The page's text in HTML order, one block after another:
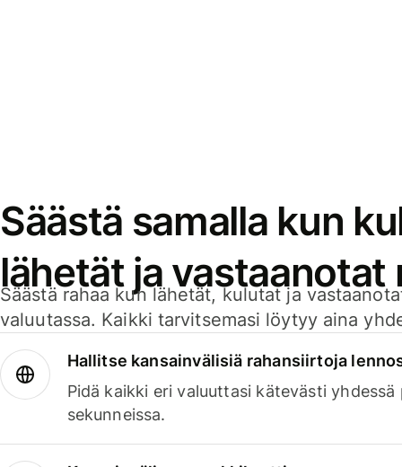
Säästä samalla kun
lähetät ja vastaanotat
Säästä rahaa kun lähetät, kulutat ja
valuutassa. Kaikki tarvitsemasi löytyy aina
Hallitse kansainvälisiä rahansiirtoja
Pidä kaikki eri valuuttasi kätevästi yhdessä
sekunneissa.